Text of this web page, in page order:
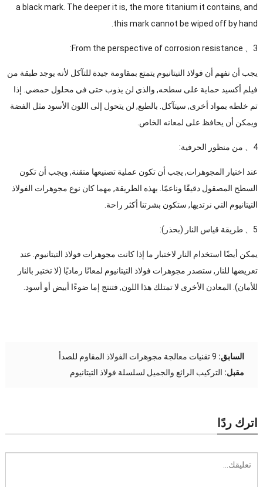
a black mark The deeper it is, the more titanium it contains,and
this mark cannot be wiped off by hand
3、
From the perspective of corrosion resistance
:
يجب أن نفهم أن فولاذ التيتانيوم يتمتع بمقاومة جيدة للتآكل لأنه يوجد طبقة من
فيلم أكسيد حماية على سطحه, والذي لن يذوب حتى في محلول حمضي. إذا
تم خلطه بمواد أخرى, سيتآكل. بالطبع, لن يتحول إلى اللون الأسود مثل الفضة
ويمكن أن يحافظ على لمعانه الخاص.
4、 من منظور الحرفية:
عند اختيار المجوهرات, يجب أن تكون عملية تصنيعها متقنة, ويجب أن تكون
السطح المصقول دقيقًا وناعمًا. بهذه الطريقة, مهما كان نوع مجوهرات الفولاذ
التيتانيوم التي نرتديها, ستكون بشرتنا أكثر راحة.
5、 طريقة قياس النار (بحذر):
يمكن أيضًا استخدام النار لاختبار ما إذا كانت مجوهرات فولاذ التيتانيوم. عند
تعريضها للنار, ستصدر مجوهرات فولاذ التيتانيوم لمعانًا رماديًا (لا تختبر بالنار
للأمان). المعادن الأخرى لا تمتلك هذا اللون, فتنتج إما ضوءًا أبيض أو أسود.
السابق: 9 تقنيات معالجة مجوهرات الفولاذ المقاوم للصدأ
مقبل: التركيب الرائع والجميل لسلسلة فولاذ التيتانيوم
اترك ردًا